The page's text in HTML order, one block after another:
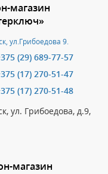
магазин
ул.Грибоедова 9.
(29) 689-77-57
(17) 270-51-47
(17) 270-51-48
ул. Грибоедова, д.9,
магазин